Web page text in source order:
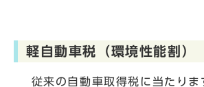
軽自動車税（環境性能割）
従来の自動車取得税に当たりま